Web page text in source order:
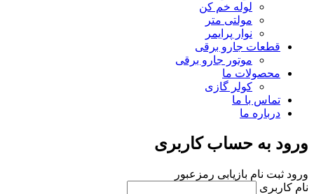
لوله خم کن
مولتی متر
نوار پرایمر
قطعات جارو برقی
موتور جارو برقی
محصولات ما
کولر گازی
تماس با ما
درباره ما
ورود به حساب کاربری
ورود ثبت نام بازیابی رمزعبور
نام کاربری